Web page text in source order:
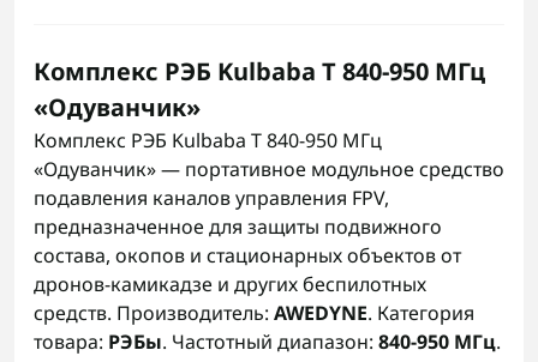
Комплекс РЭБ Kulbaba T 840-950 МГц
«Одуванчик»
Комплекс РЭБ Kulbaba T 840-950 МГц
«Одуванчик» — портативное модульное средство
подавления каналов управления FPV,
предназначенное для защиты подвижного
состава, окопов и стационарных объектов от
дронов-камикадзе и других беспилотных
средств. Производитель: AWEDYNE. Категория
товара: РЭБы. Частотный диапазон: 840-950 МГц.